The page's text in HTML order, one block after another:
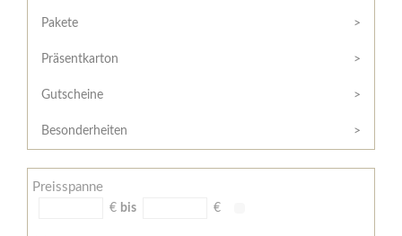
/
Widerrufsformular
AGB
Zahlungsbedingungen
Meine
Pakete
Präsentkarton
Gutscheine
Besonderheiten
Preisspanne
€ bis €